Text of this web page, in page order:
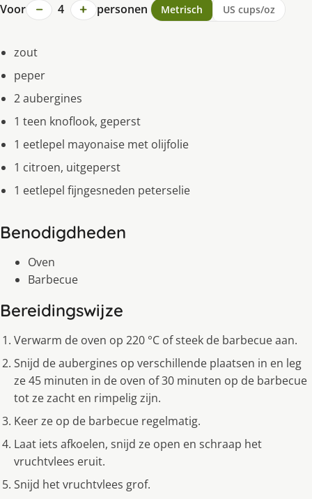
Voor − 4 + personen Metrisch US cups/oz
zout
peper
2 aubergines
1 teen knoflook, geperst
1 eetlepel mayonaise met olijfolie
1 citroen, uitgeperst
1 eetlepel fijngesneden peterselie
Benodigdheden
Oven
Barbecue
Bereidingswijze
Verwarm de oven op 220 °C of steek de barbecue aan.
Snijd de aubergines op verschillende plaatsen in en leg
ze 45 minuten in de oven of 30 minuten op de barbecue
tot ze zacht en rimpelig zijn.
Keer ze op de barbecue regelmatig.
Laat iets afkoelen, snijd ze open en schraap het
vruchtvlees eruit.
Snijd het vruchtvlees grof.